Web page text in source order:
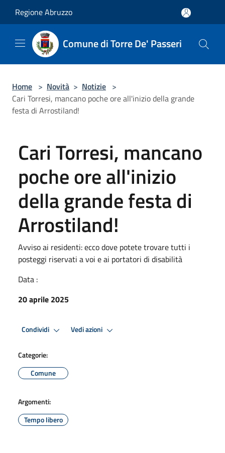
Regione Abruzzo
Comune di Torre De' Passeri
Home > Novità > Notizie >
Cari Torresi, mancano poche ore all'inizio della grande
festa di Arrostiland!
Cari Torresi, mancano
poche ore all'inizio
della grande festa di
Arrostiland!
Avviso ai residenti: ecco dove potete trovare tutti i
posteggi riservati a voi e ai portatori di disabilità
Data :
20 aprile 2025
Condividi Vedi azioni
Categorie:
Comune
Argomenti:
Tempo libero